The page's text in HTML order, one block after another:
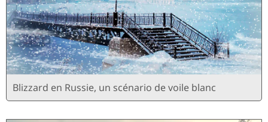
Blizzard en Russie, un scénario de voile blanc